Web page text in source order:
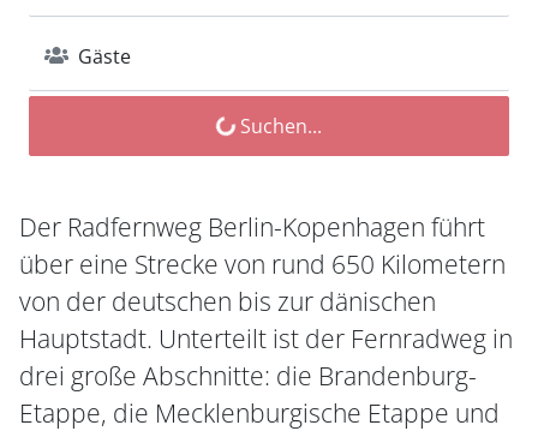
Gäste
Suchen...
Der Radfernweg Berlin-Kopenhagen führt
über eine Strecke von rund 650 Kilometern
von der deutschen bis zur dänischen
Hauptstadt. Unterteilt ist der Fernradweg in
drei große Abschnitte: die Brandenburg-
Etappe, die Mecklenburgische Etappe und